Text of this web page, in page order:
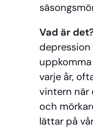
Vad är
varje år,
vintern när
och
lättar på